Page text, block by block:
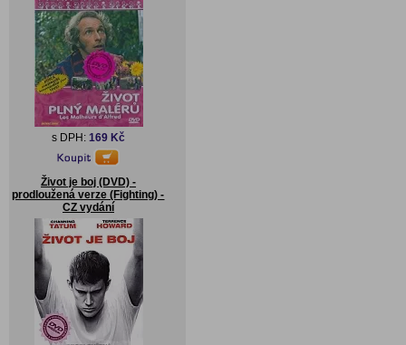
s DPH: 169 Kč
Život je boj (DVD) -
prodloužená verze (Fighting) -
CZ vydání